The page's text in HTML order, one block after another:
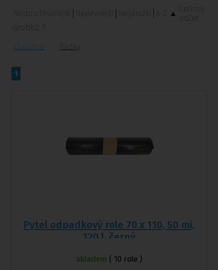
Nejprodávanější Nejlevnější Nejdražší A-Z ▲
Celkový
počet
výrobků: 5
Dlaždice Řádky
1
Pytel odpadkový role 70 x 110, 50 mi,
120 l, černý
skladem ( 10 role )